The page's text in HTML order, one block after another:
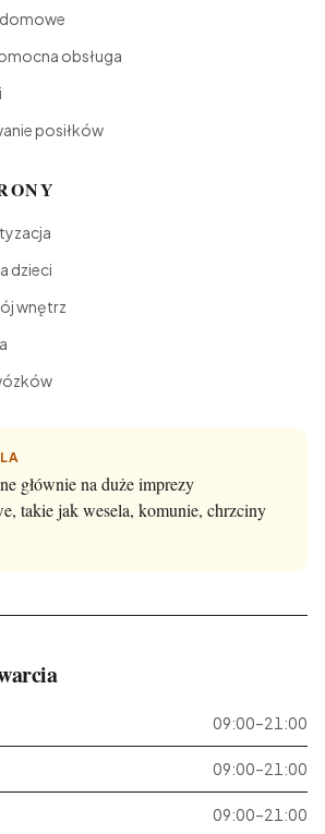
obsługa
posiłków
dzieci
wnętrz
głównie na duże imprezy
takie jak wesela, komunie, chrzciny
09:00–21:00
09:00–21:00
09:00–21:00